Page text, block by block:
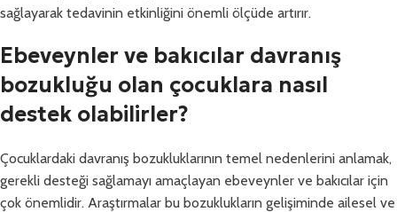
sağlayarak tedavinin etkinliğini önemli ölçüde artırır.
Ebeveynler ve bakıcılar davranış
bozukluğu olan çocuklara nasıl
destek olabilirler?
Çocuklardaki davranış bozukluklarının temel nedenlerini anlamak,
gerekli desteği sağlamayı amaçlayan ebeveynler ve bakıcılar için
çok önemlidir. Araştırmalar bu bozuklukların gelişiminde ailesel ve